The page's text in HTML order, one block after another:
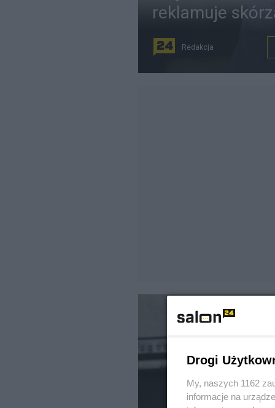
reklamuje
Redakcja
Drogi
My, naszych 1162
informacje na